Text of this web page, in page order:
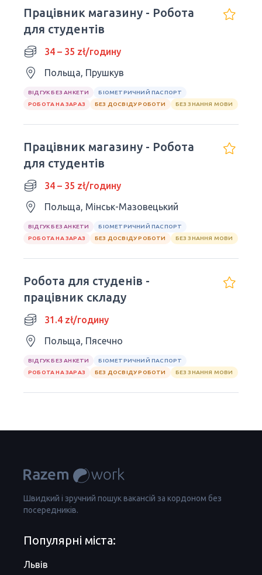
Працівник магазину - Робота
для студентів
34 – 35 zł/годину
Польща, Прушкув
ВІДГУК БЕЗ АНКЕТИ
БІОМЕТРИЧНИЙ ПАСПОРТ
РОБОТА НА ЗАРАЗ
БЕЗ ДОСВІДУ РОБОТИ БЕЗ ЗНАННЯ МОВИ
Працівник магазину - Робота
для студентів
34 – 35 zł/годину
Польща, Мінськ-Мазовецький
ВІДГУК БЕЗ АНКЕТИ
БІОМЕТРИЧНИЙ ПАСПОРТ
РОБОТА НА ЗАРАЗ
БЕЗ ДОСВІДУ РОБОТИ БЕЗ ЗНАННЯ МОВИ
Робота для студенів -
працівник складу
31.4 zł/годину
Польща, Пясечно
ВІДГУК БЕЗ АНКЕТИ
БІОМЕТРИЧНИЙ ПАСПОРТ
РОБОТА НА ЗАРАЗ
БЕЗ ДОСВІДУ РОБОТИ БЕЗ ЗНАННЯ МОВИ
Швидкий і зручний пошук вакансій за кордоном без
посередників.
Популярні міста:
Львів